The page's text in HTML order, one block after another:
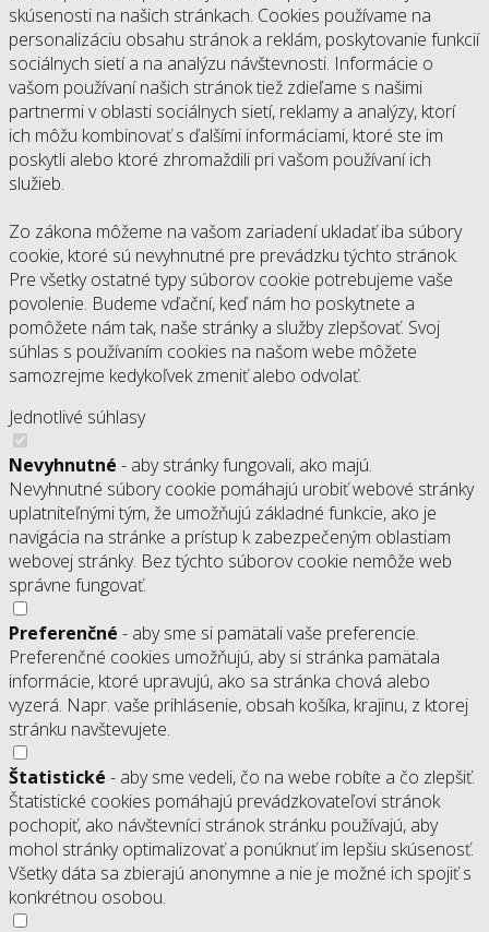
skúsenosti na našich stránkach. Cookies používame na
personalizáciu obsahu stránok a reklám, poskytovanie funkcií
sociálnych sietí a na analýzu návštevnosti. Informácie o
vašom používaní našich stránok tiež zdieľame s našimi
partnermi v oblasti sociálnych sietí, reklamy a analýzy, ktorí
ich môžu kombinovať s ďalšími informáciami, ktoré ste im
poskytli alebo ktoré zhromaždili pri vašom používaní ich
služieb.
Zo zákona môžeme na vašom zariadení ukladať iba súbory
cookie, ktoré sú nevyhnutné pre prevádzku týchto stránok.
Pre všetky ostatné typy súborov cookie potrebujeme vaše
povolenie. Budeme vďační, keď nám ho poskytnete a
pomôžete nám tak, naše stránky a služby zlepšovať. Svoj
súhlas s používaním cookies na našom webe môžete
samozrejme kedykoľvek zmeniť alebo odvolať.
Jednotlivé súhlasy
Nevyhnutné - aby stránky fungovali, ako majú.
Nevyhnutné súbory cookie pomáhajú urobiť webové stránky
uplatniteľnými tým, že umožňujú základné funkcie, ako je
navigácia na stránke a prístup k zabezpečeným oblastiam
webovej stránky. Bez týchto súborov cookie nemôže web
správne fungovať.
Preferenčné - aby sme si pamätali vaše preferencie.
Preferenčné cookies umožňujú, aby si stránka pamätala
informácie, ktoré upravujú, ako sa stránka chová alebo
vyzerá. Napr. vaše prihlásenie, obsah košíka, krajinu, z ktorej
stránku navštevujete.
Štatistické - aby sme vedeli, čo na webe robíte a čo zlepšiť.
Štatistické cookies pomáhajú prevádzkovateľovi stránok
pochopiť, ako návštevníci stránok stránku používajú, aby
mohol stránky optimalizovať a ponúknuť im lepšiu skúsenosť.
Všetky dáta sa zbierajú anonymne a nie je možné ich spojiť s
konkrétnou osobou.